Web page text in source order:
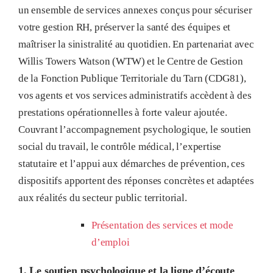
un ensemble de services annexes conçus pour sécuriser
votre gestion RH, préserver la santé des équipes et
maîtriser la sinistralité au quotidien. En partenariat avec
Willis Towers Watson (WTW) et le Centre de Gestion
de la Fonction Publique Territoriale du Tarn (CDG81),
vos agents et vos services administratifs accèdent à des
prestations opérationnelles à forte valeur ajoutée.
Couvrant l’accompagnement psychologique, le soutien
social du travail, le contrôle médical, l’expertise
statutaire et l’appui aux démarches de prévention, ces
dispositifs apportent des réponses concrètes et adaptées
aux réalités du secteur public territorial.
Présentation des services et mode
d’emploi
1. Le soutien psychologique et la ligne d’écoute